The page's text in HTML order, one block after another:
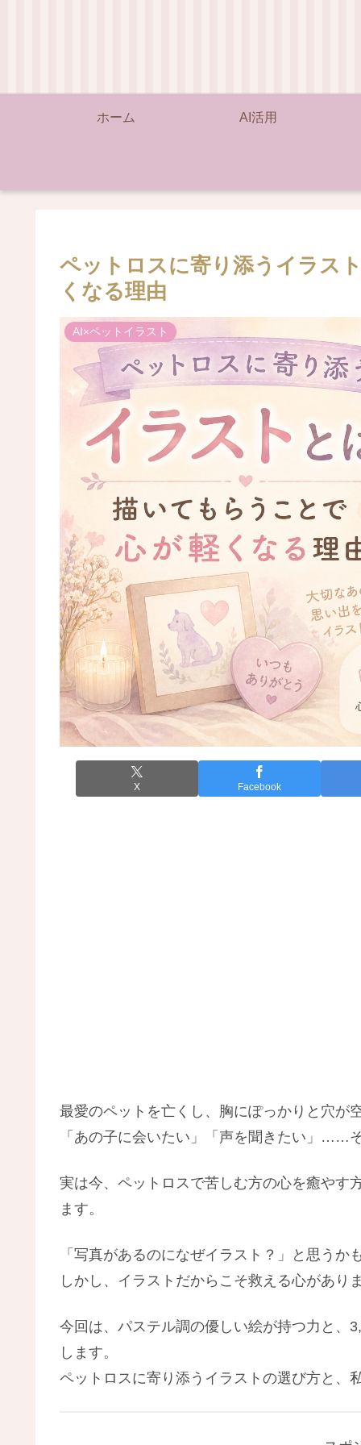
ホーム AI活用
ペットロスに寄り添うイラス
くなる理由
AI×ペットイラスト
X Facebook
最愛のペットを亡くし、胸にぽっかりと穴が
「あの子に会いたい」「声を聞きたい」……
実は今、ペットロスで苦しむ方の心を癒やす
ます。
「写真があるのになぜイラスト？」と思うか
しかし、イラストだからこそ救える心があり
今回は、パステル調の優しい絵が持つ力と、
します。
ペットロスに寄り添うイラストの選び方と、